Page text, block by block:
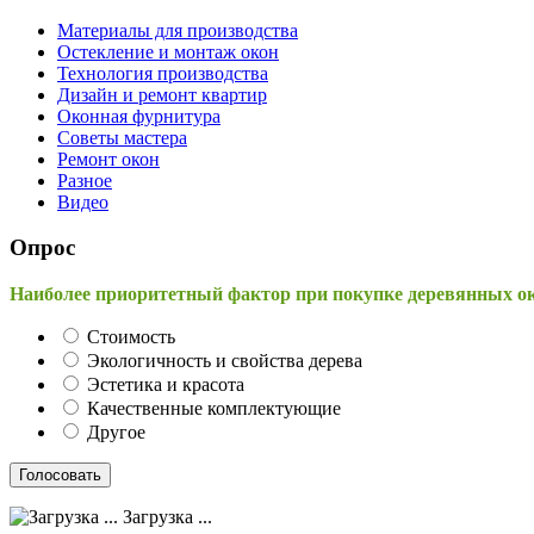
Материалы для производства
Остекление и монтаж окон
Технология производства
Дизайн и ремонт квартир
Оконная фурнитура
Советы мастера
Ремонт окон
Разное
Видео
Опрос
Наиболее приоритетный фактор при покупке деревянных
Стоимость
Экологичность и свойства дерева
Эстетика и красота
Качественные комплектующие
Другое
Загрузка ...